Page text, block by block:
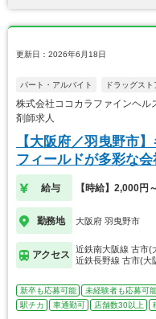
更新日：2026年6月18日
パート・アルバイト ドラッグスト
株式会社ココカラファインヘ
剤師求人
【大阪府／羽曳野市
フィールドが多彩な
給与 【時給】2,000円
勤務地 大阪府 羽曳野市
アクセス
近鉄南大阪線 古市(
近鉄長野線 古市(大
新卒も応募可能 未経験者も応募可
駅チカ
車通勤可 店舗数30以上